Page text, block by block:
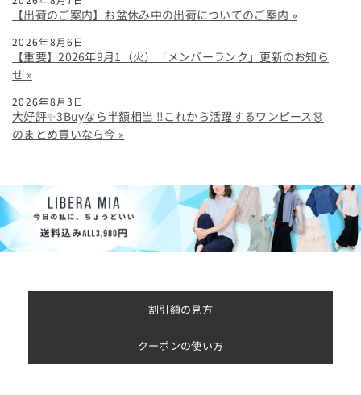
【出荷のご案内】お盆休み中の出荷についてのご案内
2026年8月6日
【重要】2026年9月1（火）「メンバーランク」更新のお知ら
せ
2026年8月3日
大好評✨3Buyなら半額相当 ‼️これから活躍するワンピース👗
のまとめ買いなら今
割引額の見方
クーポンの使い方